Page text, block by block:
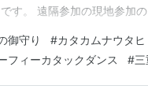
す。 遠隔参加の現地参加
で開催の地震除け神事『日
御守り #カタカムナウタヒ
フィーカタックダンス #